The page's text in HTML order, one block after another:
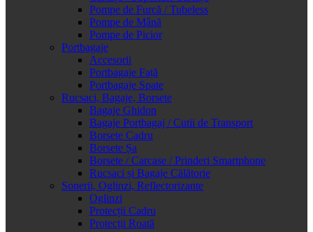
Pompe de Furcă / Tubeless
Pompe de Mână
Pompe de Picior
Portbagaje
Accesorii
Portbagaje Față
Portbagaje Spate
Rucsaci, Bagaje, Borsete
Bagaje Ghidon
Bagaje Portbagaj / Cutii de Transport
Borsete Cadru
Borsete Șa
Borsete / Carcase / Prinderi Smartphone
Rucsaci și Bagaje Călătorie
Sonerii, Oglinzi, Reflectorizante
Oglinzi
Protecții Cadru
Protecții Roată